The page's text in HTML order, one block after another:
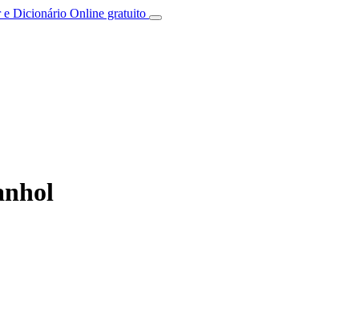
e Dicionário Online gratuito